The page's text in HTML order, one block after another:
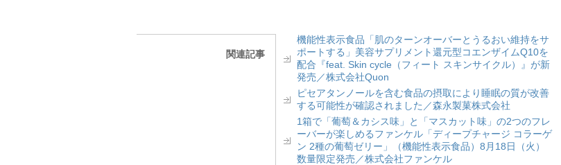
関連記事
機能性表示食品「肌のターンオーバーとうるおい維持をサ
ポートする」美容サプリメント還元型コエンザイムQ10を
配合『feat. Skin cycle（フィート スキンサイクル）』が新
発売／株式会社Quon
ピセアタンノールを含む食品の摂取により睡眠の質が改善
する可能性が確認されました／森永製菓株式会社
1箱で「葡萄＆カシス味」と「マスカット味」の2つのフレ
ーバーが楽しめるファンケル「ディープチャージ コラーゲ
ン 2種の葡萄ゼリー」（機能性表示食品）8月18日（火）
数量限定発売／株式会社ファンケル